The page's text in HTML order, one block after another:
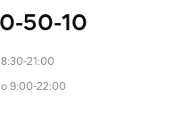
50-10
21:00
9:00-22:00